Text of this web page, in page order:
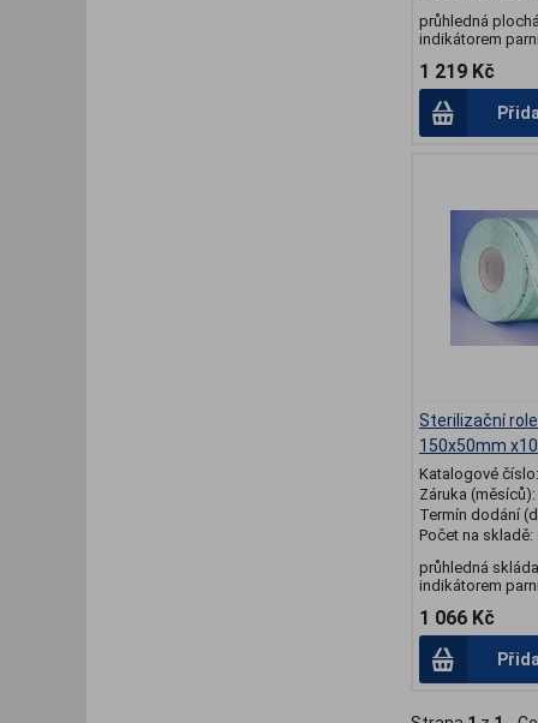
průhledná
indikátorem
1 219 Kč
Sterilizační
150x50mm
Katalogové číslo:
Záruka (měsíců):
Termín dodání
Počet na skladě:
průhledná
indikátorem
1 066 Kč